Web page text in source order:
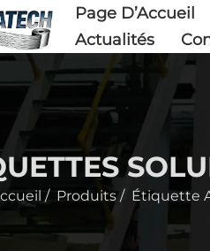
Page D’Accueil
Actualités
/ Produits/ Étiquette